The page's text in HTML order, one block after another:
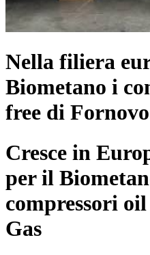
Nella filiera
Biometano i
free di
Cresce in
per il
compressori
Gas